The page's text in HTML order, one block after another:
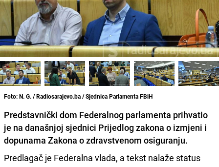
Foto: N. G. / Radiosarajevo.ba / Sjednica Parlamenta FBiH
Predstavnički dom Federalnog parlamenta prihvatio
je na današnjoj sjednici Prijedlog zakona o izmjeni i
dopunama Zakona o zdravstvenom osiguranju.
Predlagač je Federalna vlada, a tekst nalaže status